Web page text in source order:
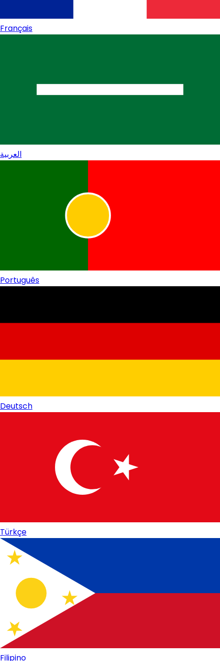
Français
العربية
Português
Deutsch
Türkçe
Filipino